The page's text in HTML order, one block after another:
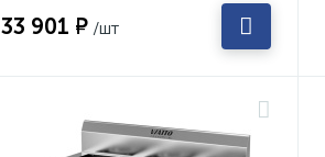
33 901 ₽ /шт